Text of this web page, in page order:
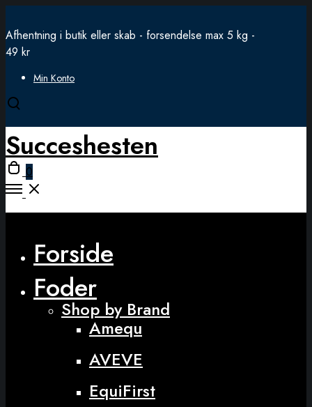
Afhentning i butik eller skab - forsendelse max 5 kg -
49 kr
Min Konto
Open
modal
Succeshesten
Open
cart
0
Open
Forside
Foder
Shop by Brand
Amequ
AVEVE
EquiFirst